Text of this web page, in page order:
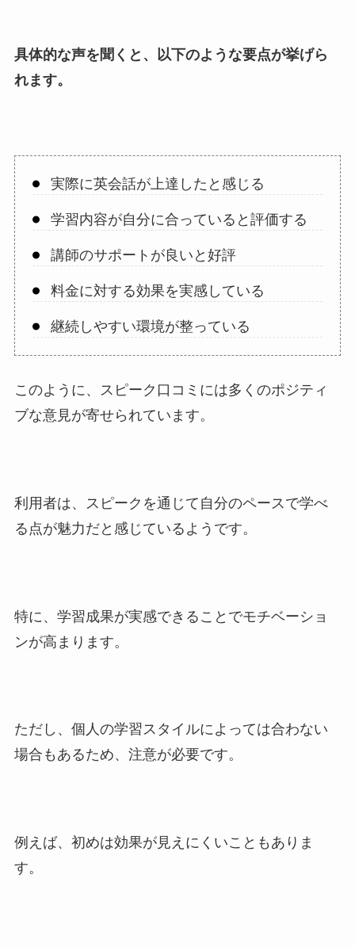
具体的な声を聞くと、以下のような要点が挙げら
れます。
実際に英会話が上達したと感じる
学習内容が自分に合っていると評価する
講師のサポートが良いと好評
料金に対する効果を実感している
継続しやすい環境が整っている
このように、スピーク口コミには多くのポジティ
ブな意見が寄せられています。
利用者は、スピークを通じて自分のペースで学べ
る点が魅力だと感じているようです。
特に、学習成果が実感できることでモチベーショ
ンが高まります。
ただし、個人の学習スタイルによっては合わない
場合もあるため、注意が必要です。
例えば、初めは効果が見えにくいこともありま
す。